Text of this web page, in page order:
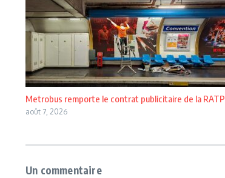
Metrobus remporte le contrat publicitaire de la RATP
août 7, 2026
Un commentaire